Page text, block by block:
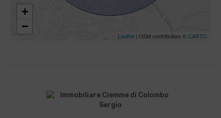
+
−
Leaflet | OSM contributors ©CARTO